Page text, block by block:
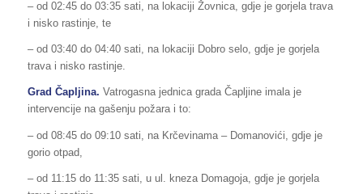
– od 02:45 do 03:35 sati, na lokaciji Žovnica, gdje je gorjela trava
i nisko rastinje, te
– od 03:40 do 04:40 sati, na lokaciji Dobro selo, gdje je gorjela
trava i nisko rastinje.
Grad Čapljina. Vatrogasna jednica grada Čapljine imala je
intervencije na gašenju požara i to:
– od 08:45 do 09:10 sati, na Krčevinama – Domanovići, gdje je
gorio otpad,
– od 11:15 do 11:35 sati, u ul. kneza Domagoja, gdje je gorjela